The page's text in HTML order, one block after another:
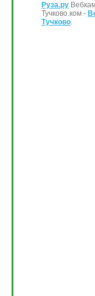
Руза.ру
Тучково.ком -
Тучково.